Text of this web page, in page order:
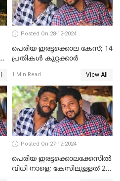
Posted On 28-12-2024
പെരിയ ഇരട്ടക്കൊല കേസ്; 14
പ്രതികള്‍ കുറ്റക്കാര്‍
1 Min Read View All
Posted On 27-12-2024
പെരിയ ഇരട്ടക്കൊലക്കേസില്‍
വിധി നാളെ; കേസിലുള്ളത് 24